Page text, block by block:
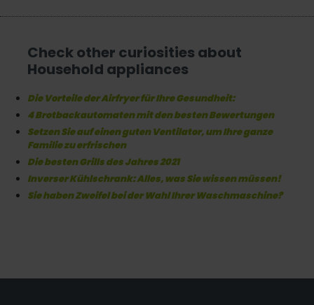
Check other curiosities about
Household appliances
Die Vorteile der Airfryer für Ihre Gesundheit:
4 Brotbackautomaten mit den besten Bewertungen
Setzen Sie auf einen guten Ventilator, um Ihre ganze
Familie zu erfrischen
Die besten Grills des Jahres 2021
Inverser Kühlschrank: Alles, was Sie wissen müssen!
Sie haben Zweifel bei der Wahl Ihrer Waschmaschine?